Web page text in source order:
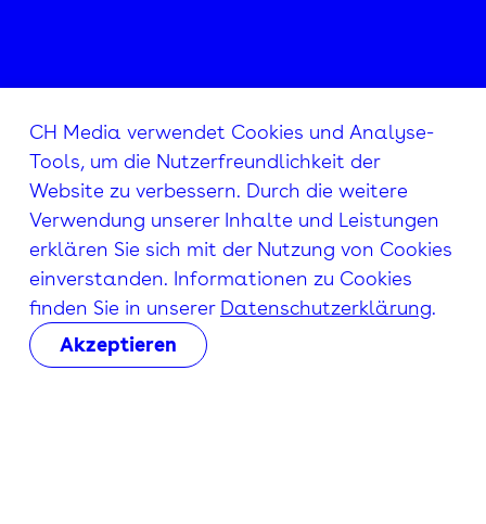
CH Media verwendet Cookies und Analyse-
Tools, um die Nutzerfreundlichkeit der
Website zu verbessern. Durch die weitere
Verwendung unserer Inhalte und Leistungen
erklären Sie sich mit der Nutzung von Cookies
einverstanden. Informationen zu Cookies
finden Sie in unserer Datenschutzerklärung.
Akzeptieren